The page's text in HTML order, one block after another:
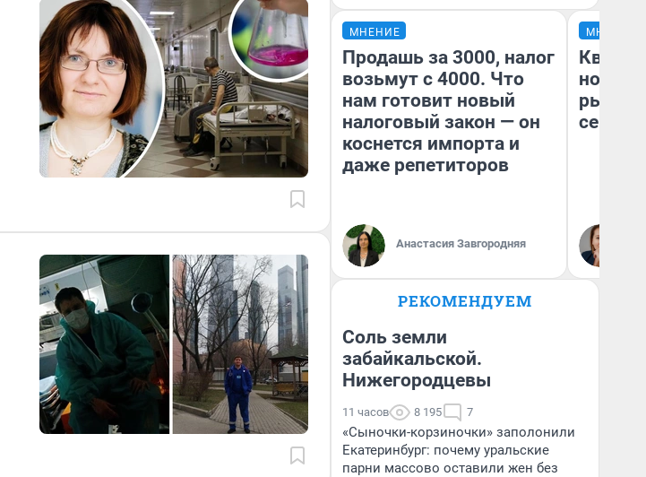
МНЕНИЕ
Продашь за 3000, налог
возьмут с 4000. Что
нам готовит новый
налоговый закон — он
коснется импорта и
даже репетиторов
Анастасия Завгородняя
МНЕНИЕ
но
рынок
РЕКОМЕНДУЕМ
Соль земли
забайкальской.
Нижегородцевы
11 часов 8 195 7
«Сыночки-корзиночки» заполонили
Екатеринбург: почему уральские
парни массово оставили жен без